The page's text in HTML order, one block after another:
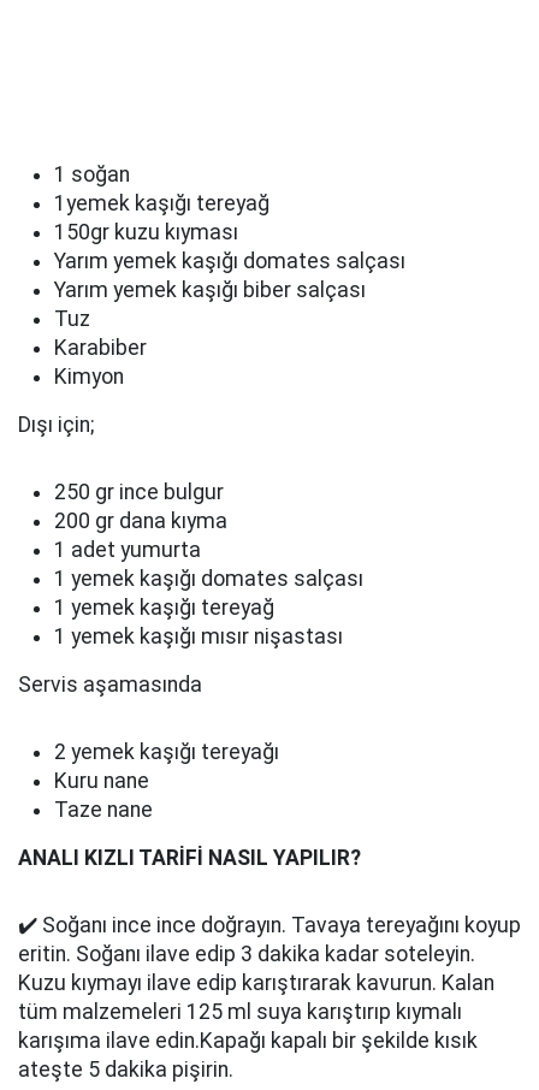
1 soğan
1yemek kaşığı tereyağ
150gr kuzu kıyması
Yarım yemek kaşığı domates salçası
Yarım yemek kaşığı biber salçası
Tuz
Karabiber
Kimyon
Dışı için;
250 gr ince bulgur
200 gr dana kıyma
1 adet yumurta
1 yemek kaşığı domates salçası
1 yemek kaşığı tereyağ
1 yemek kaşığı mısır nişastası
Servis aşamasında
2 yemek kaşığı tereyağı
Kuru nane
Taze nane
ANALI KIZLI TARİFİ NASIL YAPILIR?
✔️ Soğanı ince ince doğrayın. Tavaya tereyağını koyup
eritin. Soğanı ilave edip 3 dakika kadar soteleyin.
Kuzu kıymayı ilave edip karıştırarak kavurun. Kalan
tüm malzemeleri 125 ml suya karıştırıp kıymalı
karışıma ilave edin.Kapağı kapalı bir şekilde kısık
ateşte 5 dakika pişirin.